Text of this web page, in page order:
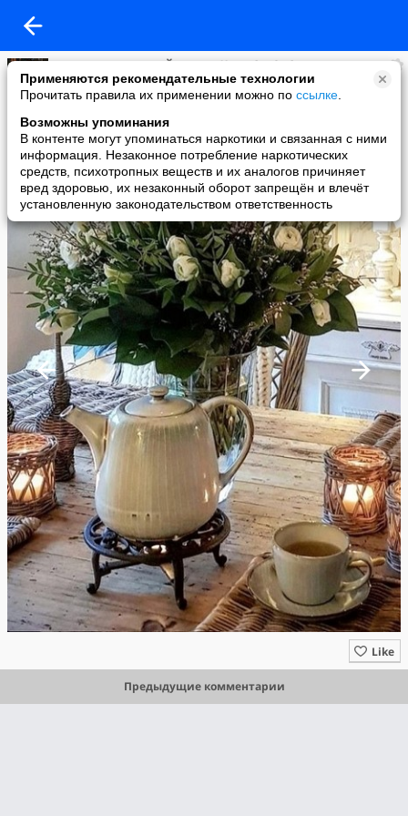
Применяются рекомендательные технологии
Прочитать правила их применении можно по ссылке
Возможны упоминания
В контенте могут упоминаться наркотики и связанная с ними
информация. Незаконное потребление наркотических
средств, психотропных веществ и их аналогов причиняет
вред здоровью, их незаконный оборот запрещён и влечёт
установленную законодательством ответственность
Виртуальная КОФЕЙНЯ @ Koffee- Tête-à-tête
added a photo
11 Jun в 23:28
Like
Предыдущие комментарии